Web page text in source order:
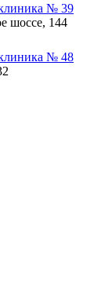
№ 39
шоссе, 144
№ 48